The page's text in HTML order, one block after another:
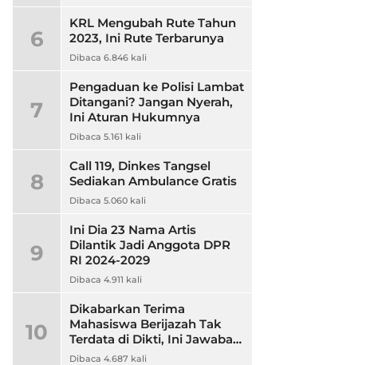
6
KRL Mengubah Rute Tahun
2023, Ini Rute Terbarunya
Dibaca 6.846 kali
7
Pengaduan ke Polisi Lambat
Ditangani? Jangan Nyerah,
Ini Aturan Hukumnya
Dibaca 5.161 kali
8
Call 119, Dinkes Tangsel
Sediakan Ambulance Gratis
Dibaca 5.060 kali
9
Ini Dia 23 Nama Artis
Dilantik Jadi Anggota DPR
RI 2024-2029
Dibaca 4.911 kali
10
Dikabarkan Terima
Mahasiswa Berijazah Tak
Terdata di Dikti, Ini Jawaban
Unpam
Dibaca 4.687 kali